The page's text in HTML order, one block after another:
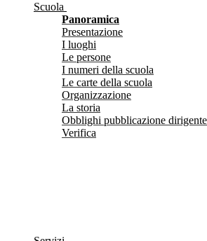
Scuola
Panoramica
Presentazione
I luoghi
Le persone
I numeri della scuola
Le carte della scuola
Organizzazione
La storia
Obblighi pubblicazione
Verifica